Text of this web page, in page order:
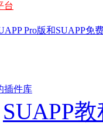
台
Pro版和SUAPP免
插件库
SUAPP